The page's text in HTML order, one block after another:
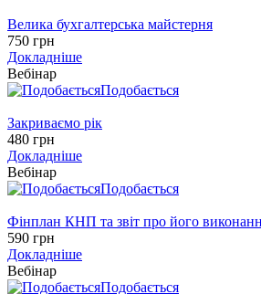
Велика бухгалтерська майстерня
750 грн
Докладніше
Вебінар
Подобається
Закриваємо рік
480 грн
Докладніше
Вебінар
Подобається
Фінплан КНП та звіт про його
590 грн
Докладніше
Вебінар
Подобається